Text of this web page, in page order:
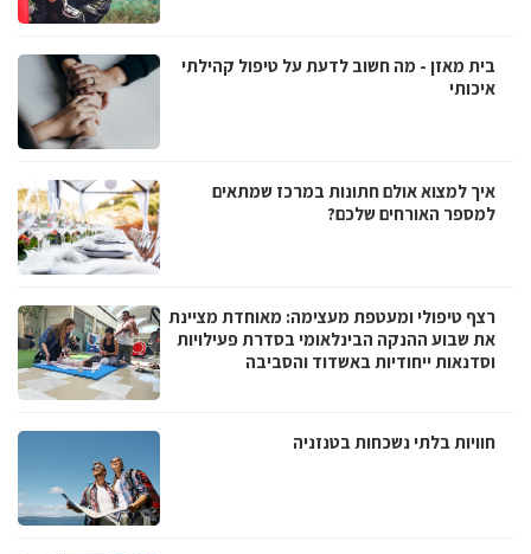
בית מאזן - מה חשוב לדעת על טיפול קהילתי
איכותי
איך למצוא אולם חתונות במרכז שמתאים
למספר האורחים שלכם?
רצף טיפולי ומעטפת מעצימה: מאוחדת מציינת
את שבוע ההנקה הבינלאומי בסדרת פעילויות
וסדנאות ייחודיות באשדוד והסביבה
חוויות בלתי נשכחות בטנזניה